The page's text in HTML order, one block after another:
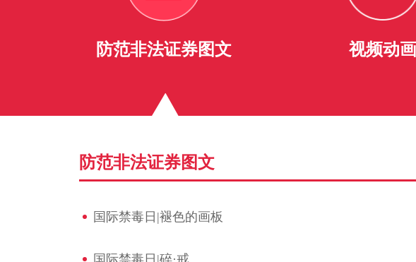
防范非法证券图文 视频动画
防范非法证券图文
国际禁毒日|褪色的画板
国际禁毒日|碎·戒